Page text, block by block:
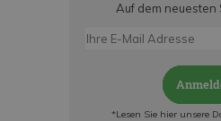
Auf dem neuesten
*Lesen Sie hier unsere